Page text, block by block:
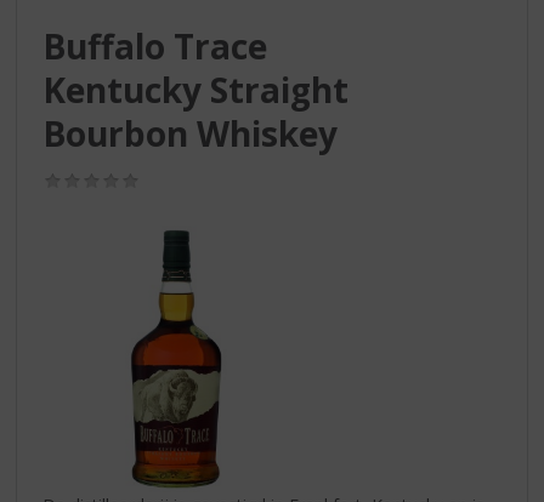
Buffalo Trace
Kentucky Straight
Bourbon Whiskey